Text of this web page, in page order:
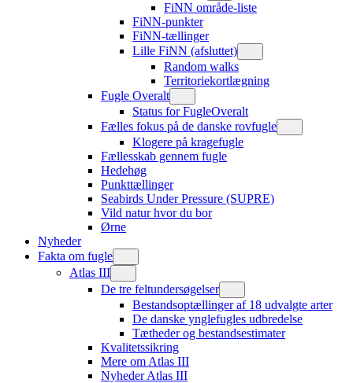
FiNN område-liste
FiNN-punkter
FiNN-tællinger
Lille FiNN (afsluttet)
Random walks
Territoriekortlægning
Fugle Overalt
Status for FugleOveralt
Fælles fokus på de danske rovfugle
Klogere på kragefugle
Fællesskab gennem fugle
Hedehøg
Punkttællinger
Seabirds Under Pressure (SUPRE)
Vild natur hvor du bor
Ørne
Nyheder
Fakta om fugle
Atlas III
De tre feltundersøgelser
Bestandsoptællinger af 18 udvalgte arter
De danske ynglefugles udbredelse
Tætheder og bestandsestimater
Kvalitetssikring
Mere om Atlas III
Nyheder Atlas III